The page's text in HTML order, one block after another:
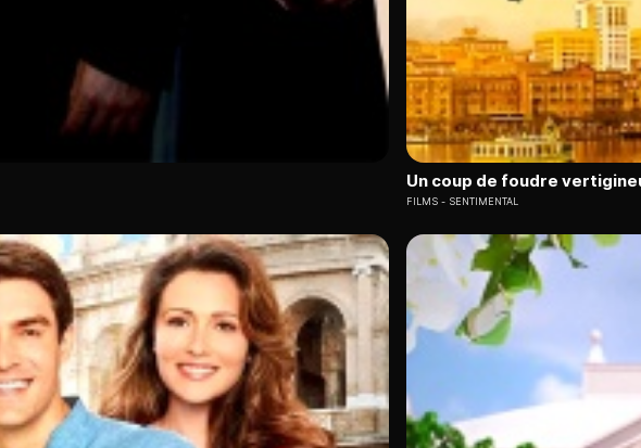
Un coup de foudre
FILMS SENTIMENTAL